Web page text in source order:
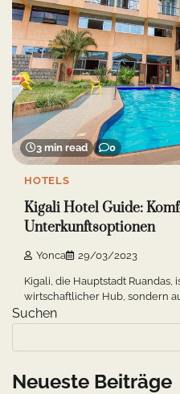
3 min read 0
HOTELS
Kigali Hotel Guide:
Unterkunftsoptionen
Yonca 29/03/2023
Kigali, die Hauptstadt
wirtschaftlicher Hub, sondern
Suchen
Neueste Beiträge